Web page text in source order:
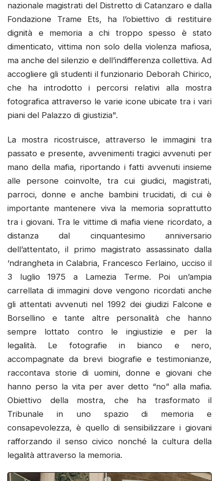
nazionale magistrati del Distretto di Catanzaro e dalla
Fondazione Trame Ets, ha l’obiettivo di restituire
dignità e memoria a chi troppo spesso è stato
dimenticato, vittima non solo della violenza mafiosa,
ma anche del silenzio e dell’indifferenza collettiva. Ad
accogliere gli studenti il funzionario Deborah Chirico,
che ha introdotto i percorsi relativi alla mostra
fotografica attraverso le varie icone ubicate tra i vari
piani del Palazzo di giustizia".
La mostra ricostruisce, attraverso le immagini tra
passato e presente, avvenimenti tragici avvenuti per
mano della mafia, riportando i fatti avvenuti insieme
alle persone coinvolte, tra cui giudici, magistrati,
parroci, donne e anche bambini trucidati, di cui è
importante mantenere viva la memoria soprattutto
tra i giovani. Tra le vittime di mafia viene ricordato, a
distanza dal cinquantesimo anniversario
dell’attentato, il primo magistrato assassinato dalla
‘ndrangheta in Calabria, Francesco Ferlaino, ucciso il
3 luglio 1975 a Lamezia Terme. Poi un’ampia
carrellata di immagini dove vengono ricordati anche
gli attentati avvenuti nel 1992 dei giudizi Falcone e
Borsellino e tante altre personalità che hanno
sempre lottato contro le ingiustizie e per la
legalità. Le fotografie in bianco e nero,
accompagnate da brevi biografie e testimonianze,
raccontava storie di uomini, donne e giovani che
hanno perso la vita per aver detto “no” alla mafia.
Obiettivo della mostra, che ha trasformato il
Tribunale in uno spazio di memoria e
consapevolezza, è quello di sensibilizzare i giovani
rafforzando il senso civico nonché la cultura della
legalità attraverso la memoria.